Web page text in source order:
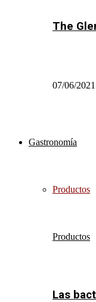
The
07/06/2021
Gastronomía
Productos
Productos
Las